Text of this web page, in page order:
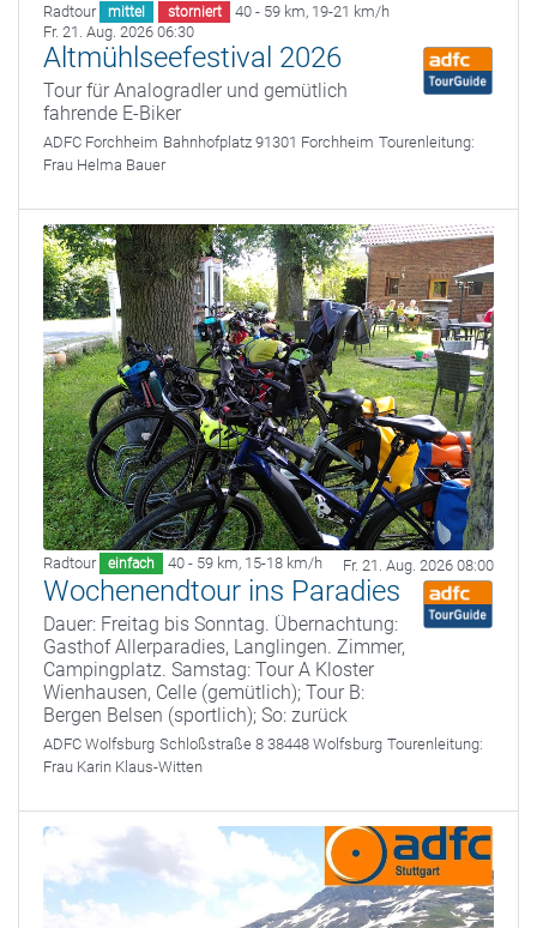
Radtour mittel storniert 40 - 59 km, 19-21 km/h
Fr. 21. Aug. 2026 06:30
Altmühlseefestival 2026
Tour für Analogradler und gemütlich
fahrende E-Biker
ADFC Forchheim Bahnhofplatz 91301 Forchheim Tourenleitung:
Frau Helma Bauer
Radtour einfach 40 - 59 km, 15-18 km/h Fr. 21. Aug. 2026 08:00
Wochenendtour ins Paradies
Dauer: Freitag bis Sonntag. Übernachtung:
Gasthof Allerparadies, Langlingen. Zimmer,
Campingplatz. Samstag: Tour A Kloster
Wienhausen, Celle (gemütlich); Tour B:
Bergen Belsen (sportlich); So: zurück
ADFC Wolfsburg Schloßstraße 8 38448 Wolfsburg Tourenleitung:
Frau Karin Klaus-Witten